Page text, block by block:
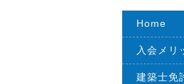
Home
入会メリ
建築士免